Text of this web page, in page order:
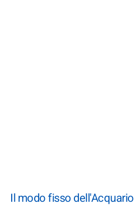
Il modo fisso dell'Acquario